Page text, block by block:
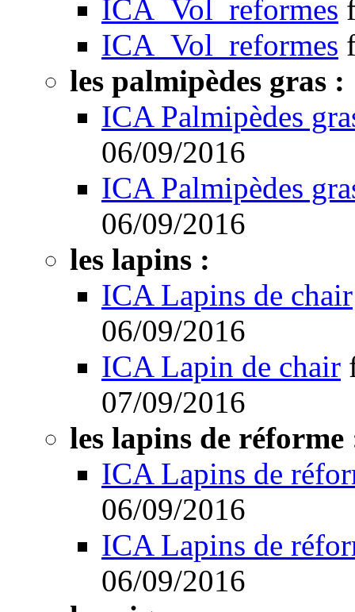
ICA_Vol_reformes
ICA_Vol_reformes
les palmipèdes gras :
ICA Palmipèdes
06/09/2016
ICA Palmipèdes
06/09/2016
les lapins :
ICA Lapins de chair
06/09/2016
ICA Lapin de chair
07/09/2016
les lapins de réforme
ICA Lapins de
06/09/2016
ICA Lapins de
06/09/2016